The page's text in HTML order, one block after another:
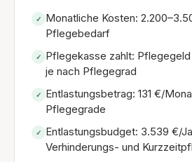
✓
Monatliche Kosten:
Pflegebedarf
✓
Pflegekasse zahlt:
je nach Pflegegrad
✓
Entlastungsbetrag: 131 €/
Pflegegrade
✓
Entlastungsbudget: 3.539 €/
Verhinderungs- und